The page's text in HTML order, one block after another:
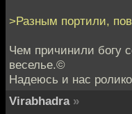
>Разным портили,
Чем причинили богу
веселье.©
Надеюсь и нас
Virabhadra »